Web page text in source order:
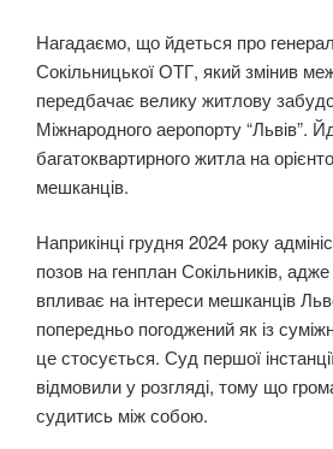
Нагадаємо, що йдеться про
Сокільницької ОТГ, який змінив
передбачає велику житлову
Міжнародного аеропорту “Львів”.
багатоквартирного житла на
мешканців.
Наприкінці грудня 2024 року
позов на генплан Сокільників,
впливає на інтереси мешканців
попередньо погоджений як із
це стосується. Суд першої
відмовили у розгляді, тому що
судитись між собою.